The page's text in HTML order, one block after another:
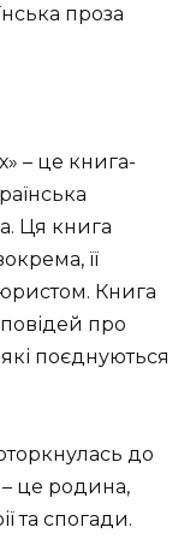
проза
– це книга-
Ця книга
її
Книга
про
поєднуються
до
– це родина,
та спогади.